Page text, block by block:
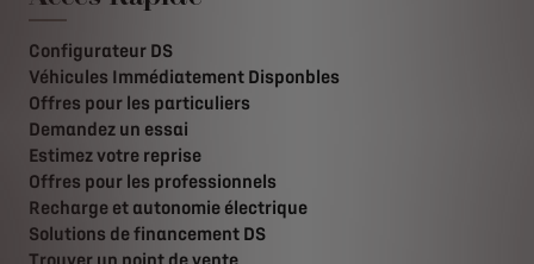
Configurateur DS
Véhicules Immédiatement Disponbles
Offres pour les particuliers
Demandez un essai
Estimez votre reprise
Offres pour les professionnels
Recharge et autonomie électrique
Solutions de financement DS